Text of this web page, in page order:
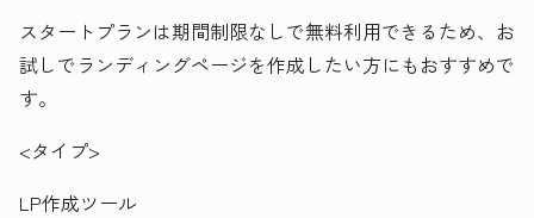
スタートプランは期間制限なしで無料利用できるため、お
試しでランディングページを作成したい方にもおすすめで
す。
<タイプ>
LP作成ツール